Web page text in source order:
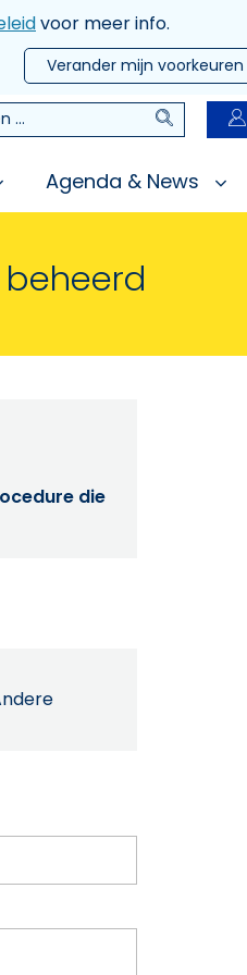
voor meer info.
Verander mijn voorkeuren
Zoeken
Agenda & News
die